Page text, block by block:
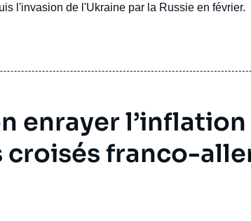
l'invasion de l'Ukraine par la Russie en février.
enrayer l’inflation
croisés franco-